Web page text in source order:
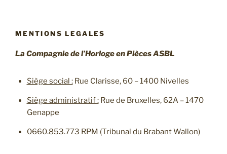
MENTIONS LEGALES
La Compagnie de l’Horloge en Pièces ASBL
Siège social :Rue Clarisse, 60 – 1400 Nivelles
Siège administratif :Rue de Bruxelles, 62A – 1470
Genappe
0660.853.773 RPM (Tribunal du Brabant Wallon)